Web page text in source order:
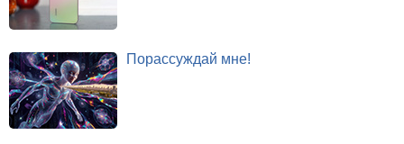
Порассуждай мне!